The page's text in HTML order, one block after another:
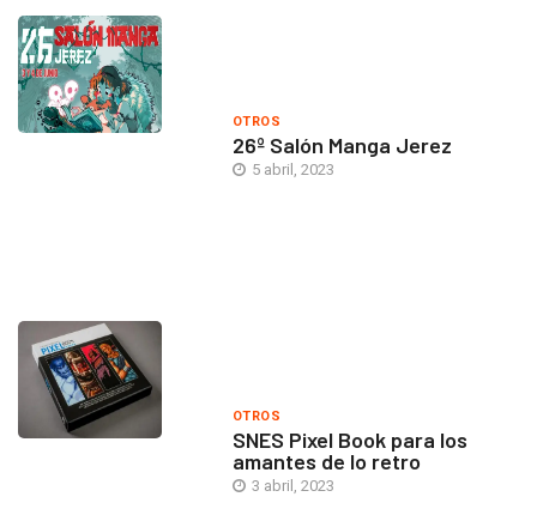
OTROS
26º Salón Manga Jerez
5 abril, 2023
OTROS
SNES Pixel Book para los
amantes de lo retro
3 abril, 2023